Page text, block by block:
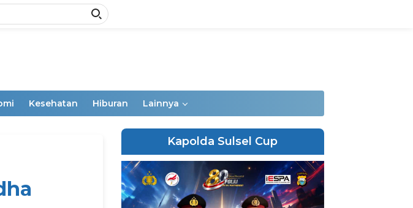
Kesehatan Hiburan Lainnya
Kapolda Sulsel Cup